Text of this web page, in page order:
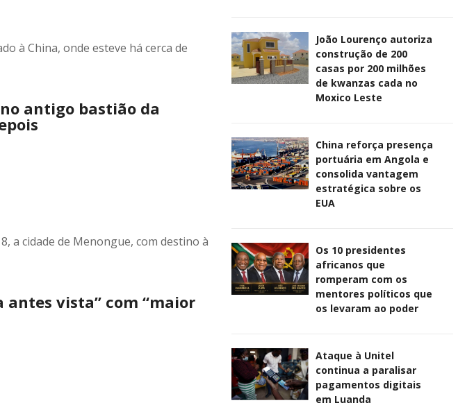
à China, onde esteve há cerca de
antigo bastião da
a cidade de Menongue, com destino à
vista” com “maior
João Lourenço autoriza
construção de 200
casas por 200 milhões
de kwanzas cada no
Moxico Leste
China reforça presença
portuária em Angola e
consolida vantagem
estratégica sobre os
EUA
Os 10 presidentes
africanos que
romperam com os
mentores políticos que
os levaram ao poder
Ataque à Unitel
continua a paralisar
pagamentos digitais
em Luanda